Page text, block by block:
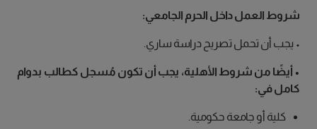
شروط العمل داخل الحرم الجامعي:
• يجب أن تحمل تصريح دراسة ساري.
• أيضًا من شروط الأهلية، يجب أن تكون مُسجل كطالب بدوام
كامل في:
كلية أو جامعة حكومية.